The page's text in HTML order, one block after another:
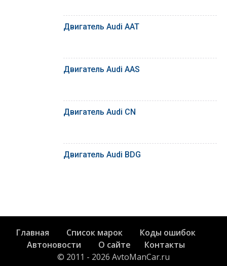
Двигатель Audi AAT
Двигатель Audi AAS
Двигатель Audi CN
Двигатель Audi BDG
Главная Список марок
Коды ошибок
Автоновости
О сайте
Контакты
© 2011 - 2026 AvtoManCar.ru